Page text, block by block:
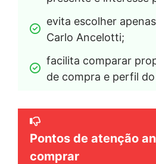
evita escolher
Carlo Ancelotti;
facilita comparar
de compra e perfil
Pontos de atenção
comprar